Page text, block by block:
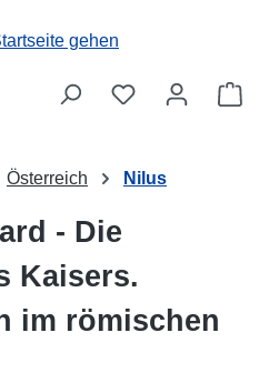
Österreich Nilus
- Die
Kaisers.
im römischen